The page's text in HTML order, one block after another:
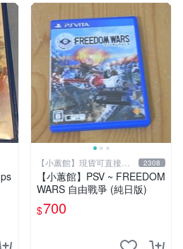
【小蕙館】現貨可直接下
標
2308
【小蕙館】PSV ~ FREEDOM
WARS 自由戰爭 (純日版)
$700